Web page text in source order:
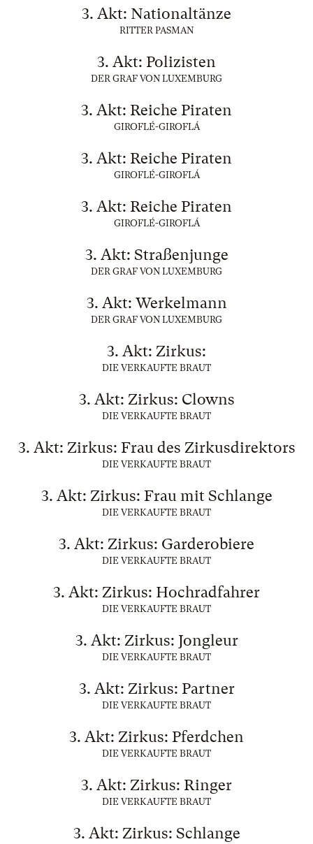
3. Akt: Nationaltänze
RITTER PASMAN
3. Akt: Polizisten
DER GRAF VON LUXEMBURG
3. Akt: Reiche Piraten
GIROFLÉ-GIROFLÁ
3. Akt: Reiche Piraten
GIROFLÉ-GIROFLÁ
3. Akt: Reiche Piraten
GIROFLÉ-GIROFLÁ
3. Akt: Straßenjunge
DER GRAF VON LUXEMBURG
3. Akt: Werkelmann
DER GRAF VON LUXEMBURG
3. Akt: Zirkus:
DIE VERKAUFTE BRAUT
3. Akt: Zirkus: Clowns
DIE VERKAUFTE BRAUT
3. Akt: Zirkus: Frau des Zirkusdirektors
DIE VERKAUFTE BRAUT
3. Akt: Zirkus: Frau mit Schlange
DIE VERKAUFTE BRAUT
3. Akt: Zirkus: Garderobiere
DIE VERKAUFTE BRAUT
3. Akt: Zirkus: Hochradfahrer
DIE VERKAUFTE BRAUT
3. Akt: Zirkus: Jongleur
DIE VERKAUFTE BRAUT
3. Akt: Zirkus: Partner
DIE VERKAUFTE BRAUT
3. Akt: Zirkus: Pferdchen
DIE VERKAUFTE BRAUT
3. Akt: Zirkus: Ringer
DIE VERKAUFTE BRAUT
3. Akt: Zirkus: Schlange